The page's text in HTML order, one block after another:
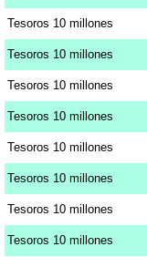
Tesoros 10 millones
Tesoros 10 millones
Tesoros 10 millones
Tesoros 10 millones
Tesoros 10 millones
Tesoros 10 millones
Tesoros 10 millones
Tesoros 10 millones